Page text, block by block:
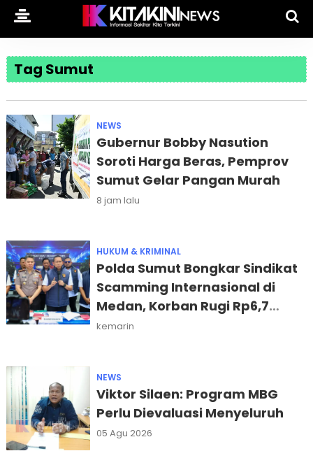
Tag Sumut
NEWS
Gubernur Bobby Nasution
Soroti Harga Beras, Pemprov
Sumut Gelar Pangan Murah
8 jam lalu
HUKUM & KRIMINAL
Polda Sumut Bongkar Sindikat
Scamming Internasional di
Medan, Korban Rugi Rp6,7
Miliar
kemarin
NEWS
Viktor Silaen: Program MBG
Perlu Dievaluasi Menyeluruh
05 Agu 2026